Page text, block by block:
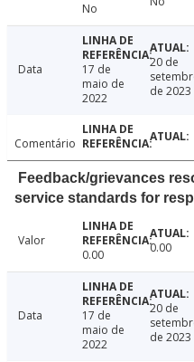
No
Data
17 de
maio de
2022
20 de
de 2023
Comentário
Feedback/grievances
service standards for
Valor
0.00
0.00
Data
17 de
maio de
2022
20 de
de 2023